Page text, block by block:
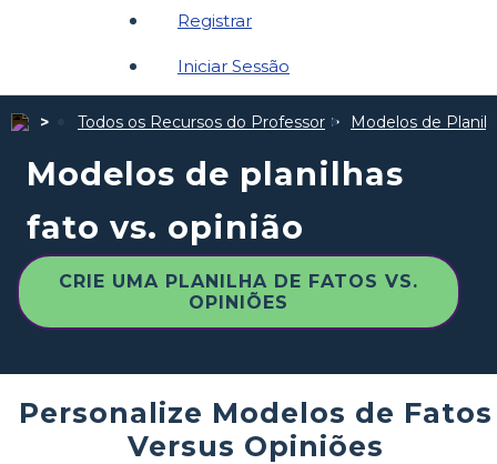
Registrar
Iniciar Sessão
Todos os Recursos do Professor Modelos de
Modelos de planilhas
fato vs. opinião
CRIE UMA PLANILHA DE FATOS VS.
OPINIÕES
Personalize Modelos de Fatos
Versus Opiniões